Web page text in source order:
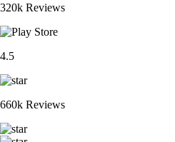
320k Reviews
4.5
660k Reviews